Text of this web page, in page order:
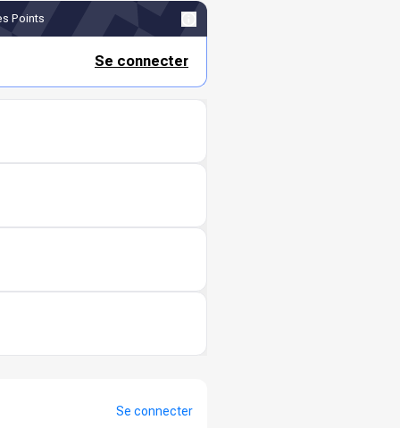
Points
Se connecter
Se connecter